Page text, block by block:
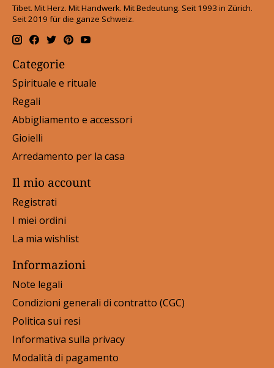
Tibet. Mit Herz. Mit Handwerk. Mit Bedeutung. Seit 1993 in Zürich.
Seit 2019 für die ganze Schweiz.
Categorie
Spirituale e rituale
Regali
Abbigliamento e accessori
Gioielli
Arredamento per la casa
Il mio account
Registrati
I miei ordini
La mia wishlist
Informazioni
Note legali
Condizioni generali di contratto (CGC)
Politica sui resi
Informativa sulla privacy
Modalità di pagamento